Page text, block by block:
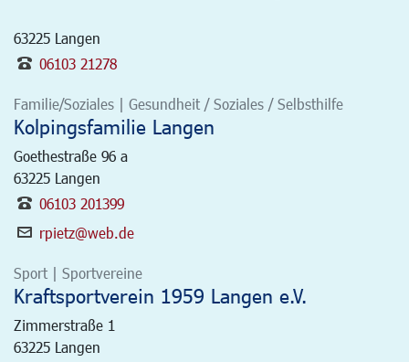
63225 Langen
06103 21278
Familie/Soziales | Gesundheit / Soziales / Selbsthilfe
Kolpingsfamilie Langen
Goethestraße 96 a
63225 Langen
06103 201399
rpietz@web.de
Sport | Sportvereine
Kraftsportverein 1959 Langen e.V.
Zimmerstraße 1
63225 Langen